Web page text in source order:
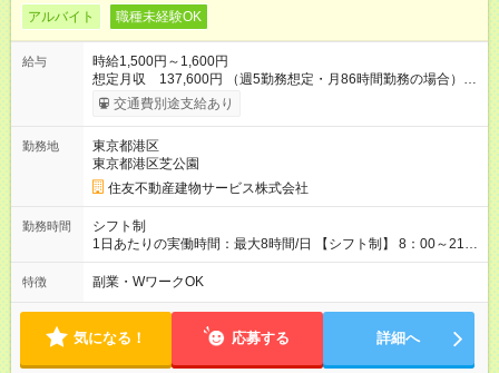
アルバイト 職種未経験OK
給与
時給1,500円～1,600円
想定月収 137,600円 （週5勤務想定・月86時間勤務の場合）
【交通費】 通勤交通費全額支給（公共交通機関のみ）※原則最
安経路 【キャリア支援】 ・キャリアチェンジ応援制度 ・資格取
の無料利用（約200コース）他 【試用期間】試用期間あり 試用
期間の長さ：3ヶ月 雇用形態、給与は本採用時と同じです。
交通費別途支給あり
勤務地
東京都港区
東京都港区芝公園
住友不動産建物サービス株式会社
勤務時間
シフト制
1日あたりの実働時間：最大8時間/日 【シフト制】 8：00～21：
00の間でシフト制 ※近隣エリア（徒歩圏内）の複数のビルでご
特徴 副業・WワークOK
気になる！ 応募する 詳細へ